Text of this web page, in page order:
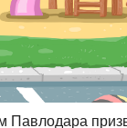
Павлодара